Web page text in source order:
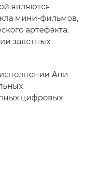
являются
мини-фильмов,
артефакта,
заветных
Ани
цифровых